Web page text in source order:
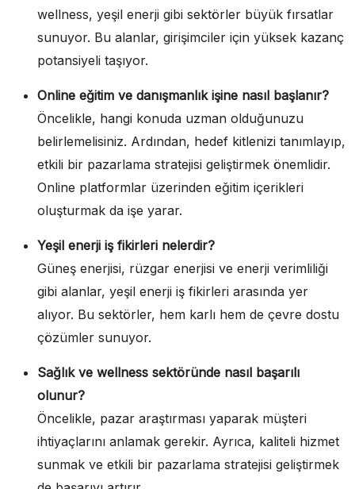
wellness, yeşil enerji gibi sektörler büyük fırsatlar
sunuyor. Bu alanlar, girişimciler için yüksek kazanç
potansiyeli taşıyor.
Online eğitim ve danışmanlık işine nasıl başlanır?
Öncelikle, hangi konuda uzman olduğunuzu
belirlemelisiniz. Ardından, hedef kitlenizi tanımlayıp,
etkili bir pazarlama stratejisi geliştirmek önemlidir.
Online platformlar üzerinden eğitim içerikleri
oluşturmak da işe yarar.
Yeşil enerji iş fikirleri nelerdir?
Güneş enerjisi, rüzgar enerjisi ve enerji verimliliği
gibi alanlar, yeşil enerji iş fikirleri arasında yer
alıyor. Bu sektörler, hem karlı hem de çevre dostu
çözümler sunuyor.
Sağlık ve wellness sektöründe nasıl başarılı
olunur?
Öncelikle, pazar araştırması yaparak müşteri
ihtiyaçlarını anlamak gerekir. Ayrıca, kaliteli hizmet
sunmak ve etkili bir pazarlama stratejisi geliştirmek